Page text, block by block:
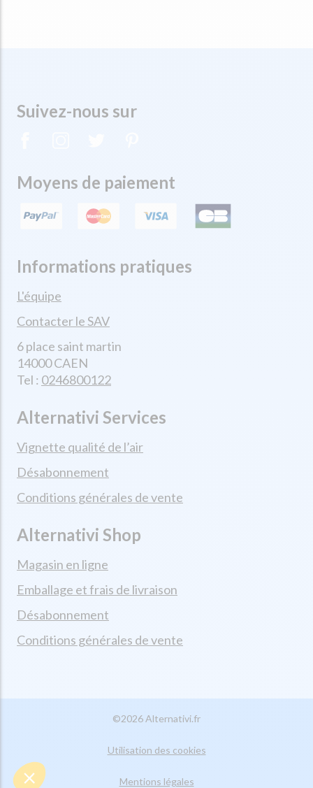
Suivez-nous sur
Moyens de paiement
Informations pratiques
L'équipe
Contacter le SAV
6 place saint martin
14000 CAEN
Tel : 0246800122
Alternativi Services
Vignette qualité de l’air
Désabonnement
Conditions générales de vente
Alternativi Shop
Magasin en ligne
Emballage et frais de livraison
Désabonnement
Conditions générales de vente
©2026 Alternativi.fr
Utilisation des cookies
Mentions légales